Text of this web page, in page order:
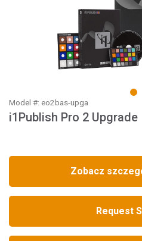
1
Model #: eo2bas-upga
i1Publish Pro 2 Upgrade
Zobacz
Request